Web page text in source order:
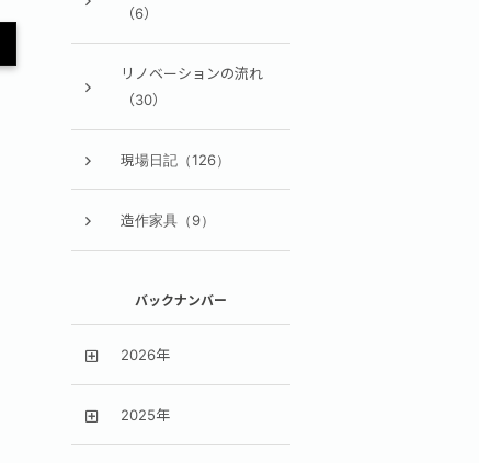
（6）
リノベーションの流れ
（30）
現場日記（126）
造作家具（9）
バックナンバー
2026年
2025年